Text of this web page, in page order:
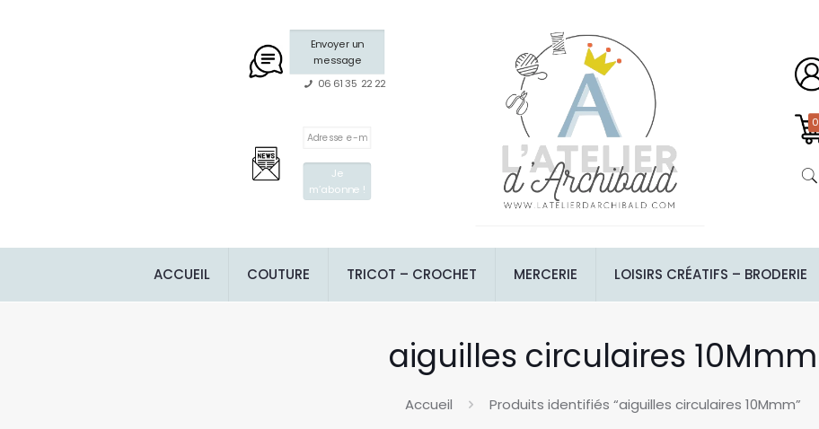
Envoyer un
message
06 61 35 22 22
0
ACCUEIL COUTURE TRICOT – CROCHET MERCERIE LOISIRS CRÉATIFS – BRODERIE
aiguilles circulaires 10Mmm
Accueil Produits identifiés “aiguilles circulaires 10Mmm”